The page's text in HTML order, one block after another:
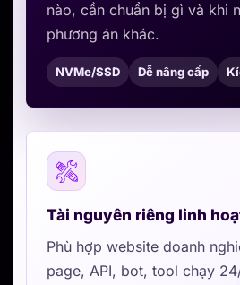
nào, cần chuẩn bị gì và khi
phương án khác.
NVMe/SSD Dễ nâng cấp
Tài nguyên riêng linh
Phù hợp website doanh
page, API, bot, tool chạy